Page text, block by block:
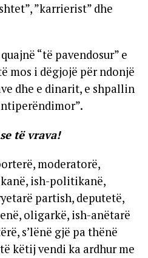
”karrierist” dhe
“të pavendosur” e
mos i dëgjojë për ndonjë
dhe e dinarit, e shpallin
të vrava!
moderatorë,
ish-politikanë,
partish, deputetë,
oligarkë, ish-anëtarë
s’lënë gjë pa thënë
këtij vendi ka ardhur me